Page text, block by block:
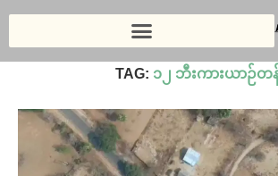
၁၂ ဘီးကားယာဉ်တန်း
TAG: ၁၂ ဘီးကားယာဉ်တန်